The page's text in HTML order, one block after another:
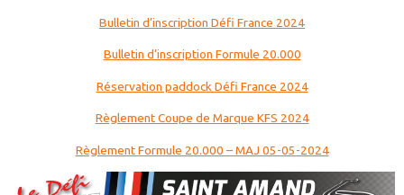
Bulletin d’inscription Défi France 2024
Bulletin d’inscription Formule 20.000
Réservation paddock Défi France 2024
Règlement Coupe de Marque KFS 2024
Règlement Formule 20.000 – MAJ 05-05-2024